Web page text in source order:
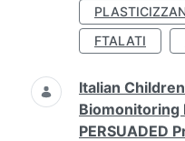
FTALATI
Italian
Biomonitoring
PERSUADED